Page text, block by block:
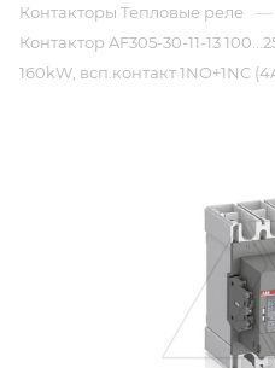
Контакторы Тепловые реле —
Контактор AF305-30-11-13
160kW, всп.контакт 1NO+1NC